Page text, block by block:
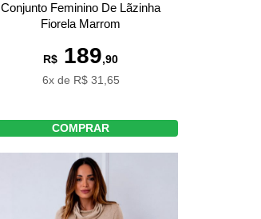
Conjunto Feminino De Lãzinha
Fiorela Marrom
R$ 189,90
6x de R$ 31,65
COMPRAR